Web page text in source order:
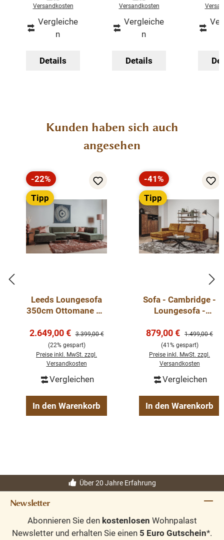
Versandkosten
Vergleiche
n
Details
Versandkosten
Vergleiche
n
Details
Produktgalerie überspringen
Kunden haben sich auch
angesehen
Rabatt
-22%
Tipp
Leeds Loungesofa
350cm Ottomane R -
sofort lieferbar
Verkaufspreis:
2.649,00 € Regulärer Preis:
3.399,00 €
(22% gespart)
Preise inkl. MwSt. zzgl.
Versandkosten
Vergleichen
In den Warenkorb
Rabatt
-41%
Tipp
Sofa - Cambridge -
Loungesofa -
verschiedenen
Farben - sofort
lieferbar
Verkaufspreis:
879,00 € Regulärer
1.499,00 €
(41% gespart)
Preise inkl. MwSt. zzgl.
Versandkosten
Vergleichen
In den Warenkorb
Über 20 Jahre Erfahrung
Newsletter
Abonnieren Sie den kostenlosen Wohnpalast
Newsletter und erhalten Sie einen 5 Euro Gutschein*.